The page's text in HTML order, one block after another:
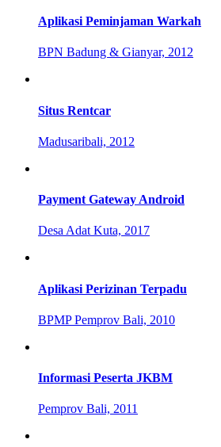
Aplikasi Peminjaman Warkah
BPN Badung & Gianyar, 2012
Situs Rentcar
Madusaribali, 2012
Payment Gateway Android
Desa Adat Kuta, 2017
Aplikasi Perizinan Terpadu
BPMP Pemprov Bali, 2010
Informasi Peserta JKBM
Pemprov Bali, 2011